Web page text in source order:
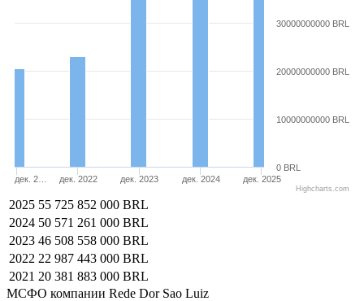
дек. 2… дек. 2022 дек. 2023 дек. 2024 дек. 2025
0 BRL
10000000000 BRL
20000000000 BRL
30000000000 BRL
Highcharts.com
2025 55 725 852 000 BRL
2024 50 571 261 000 BRL
2023 46 508 558 000 BRL
2022 22 987 443 000 BRL
2021 20 381 883 000 BRL
МСФО компании Rede Dor Sao Luiz